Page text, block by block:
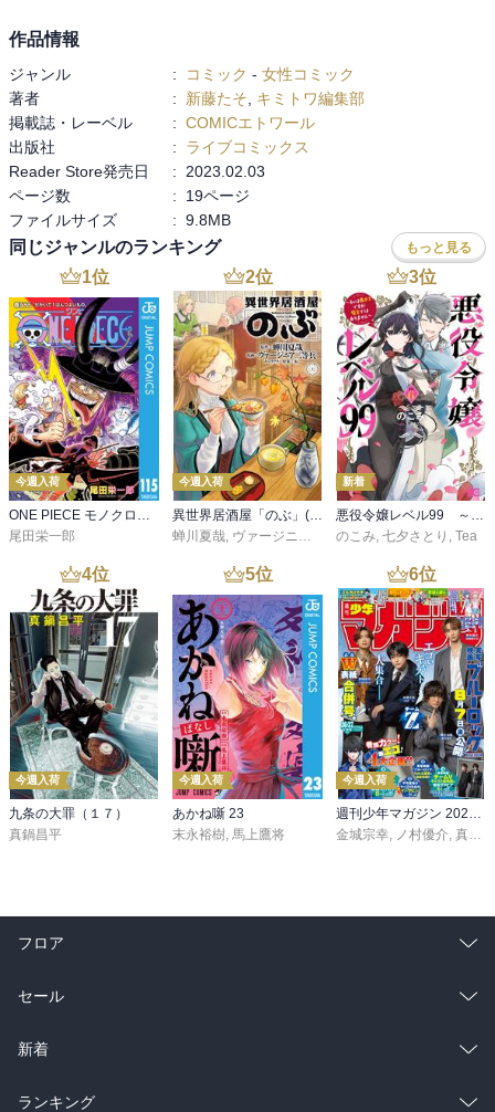
作品情報
ジャンル : コミック - 女性コミック
著者
: 新藤たそ
キミトワ編集部
掲載誌・レーベル
: COMICエトワール
出版社
:
ライブコミックス
Reader Store発売日
:
2023.02.03
ページ数
:
19ページ
ファイルサイズ
: 9.8MB
同じジャンルのランキング もっと見る
1位
今週入荷
ONE PIECE モノクロ版 115
尾田栄一郎
2位
今週入荷
異世界居酒屋「のぶ」(22)
蝉川夏哉, ヴァージニア二等兵 ,転
3位
新着
悪役令嬢レベル99 ～私は裏ボスですが魔王ではありません～ その６
のこみ, 七夕さとり , Tea
4位
今週入荷
九条の大罪（１７）
真鍋昌平
5位
今週入荷
あかね噺 23
末永裕樹 馬上鷹将
6位
今週入荷
金城宗幸
ノ村優介 真島ヒロ
フロア
総合
ラノベ
雑誌・グラビア
セール
総合
ラノベ
新着
総合
ランキング